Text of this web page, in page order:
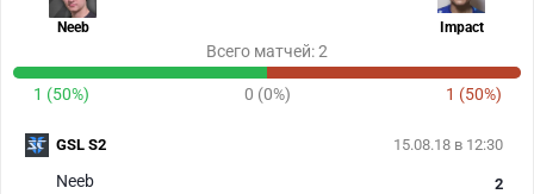
Neeb Impact
Всего матчей: 2
1 (50%) 0 (0%) 1 (50%)
15.08.18 в 12:30
Neeb
2
GSL S2